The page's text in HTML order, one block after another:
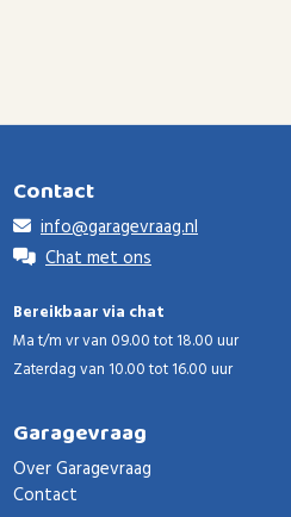
Contact
info@garagevraag.nl
Chat met ons
Bereikbaar via chat
Ma t/m vr van 09.00 tot 18.00 uur
Zaterdag van 10.00 tot 16.00 uur
Garagevraag
Over Garagevraag
Contact